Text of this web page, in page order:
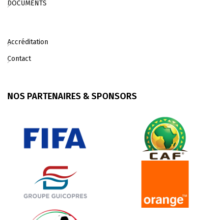
DOCUMENTS
Accréditation
Contact
NOS PARTENAIRES & SPONSORS